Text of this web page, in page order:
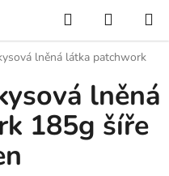
Hledat
KOŠÍK
lněná látka patchwork
lněná
185g šíře